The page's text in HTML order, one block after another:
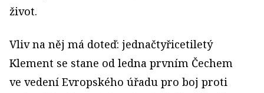
život.
Vliv na něj má doteď: jednačtyřicetiletý
Klement se stane od ledna prvním Čechem
ve vedení Evropského úřadu pro boj proti